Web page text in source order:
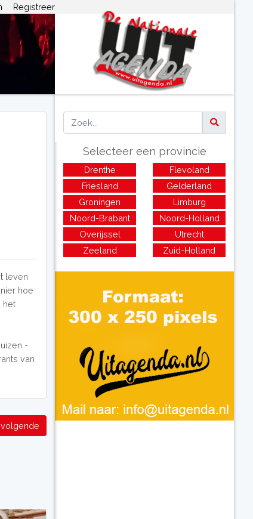
Registreer
leven
hoe
het
-
van
volgende
Selecteer een provincie
Drenthe
Flevoland
Friesland
Gelderland
Groningen
Limburg
Noord-Brabant
Noord-Holland
Overijssel
Utrecht
Zeeland
Zuid-Holland